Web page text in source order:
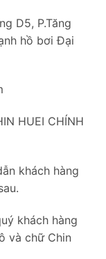
D5, P.Tăng
hồ bơi Đại
HUEI CHÍNH
khách hàng
khách hàng
và chữ Chin